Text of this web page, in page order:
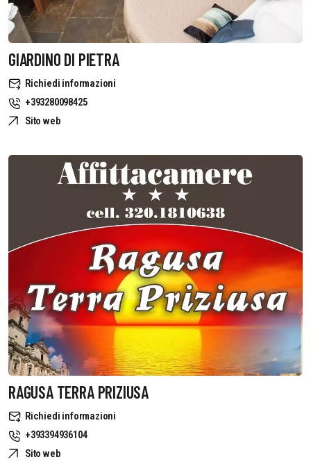
GIARDINO DI PIETRA
Richiedi informazioni
+393280098425
Sito web
RAGUSA TERRA PRIZIUSA
Richiedi informazioni
+393394936104
Sito web